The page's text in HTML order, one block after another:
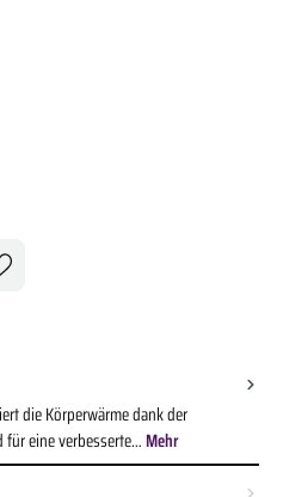
ein oder benutze die Schaltflächen um die
die Körperwärme dank der
für eine verbesserte…Mehr